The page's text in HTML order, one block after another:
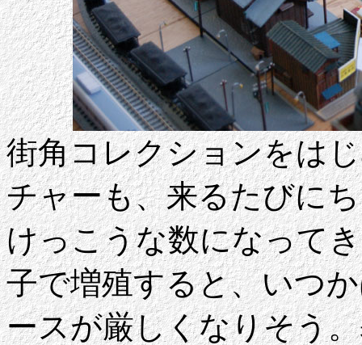
街角コレクションをは
チャーも、来るたびに
けっこうな数になって
子で増殖すると、いつ
ースが厳しくなりそう